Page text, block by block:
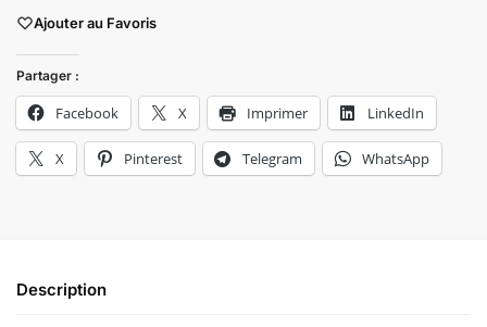
Ajouter au Favoris
Partager :
Facebook X Imprimer LinkedIn
X Pinterest Telegram WhatsApp
Description